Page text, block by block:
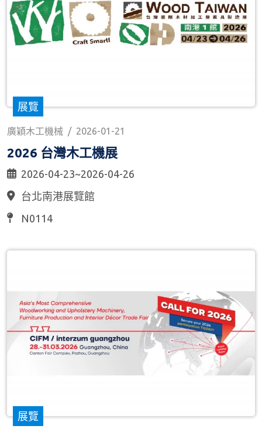
展覽
廣穎木工機械 / 2026-01-21
2026 台灣木工機展
2026-04-23~2026-04-26
台北南港展覽館
N0114
展覽